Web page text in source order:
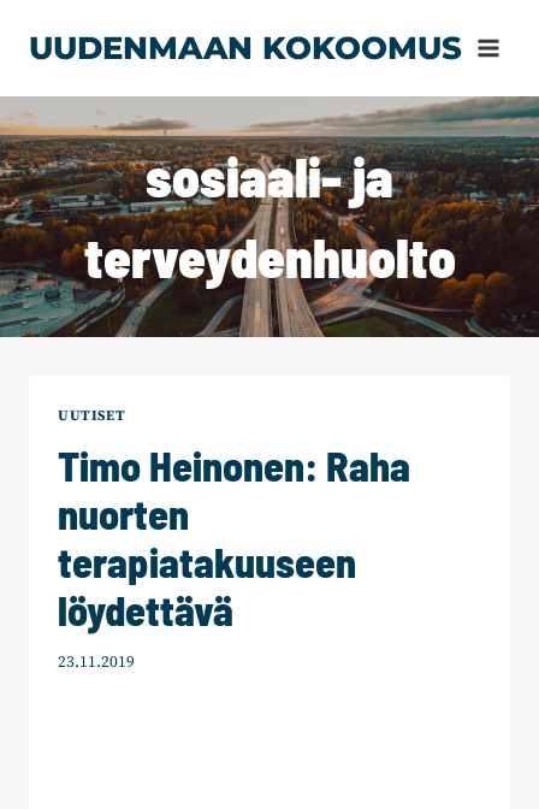
sisältöön
UUDENMAAN KOKOOMUS
sosiaali- ja
terveydenhuolto
UUTISET
Timo Heinonen: Raha
nuorten
terapiatakuuseen
löydettävä
23.11.2019